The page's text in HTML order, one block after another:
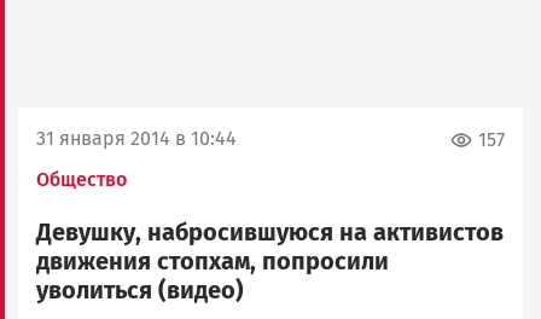
31 января 2014 в 10:44
Общество
157
Девушку, набросившуюся на активистов
движения стопхам, попросили
уволиться (видео)